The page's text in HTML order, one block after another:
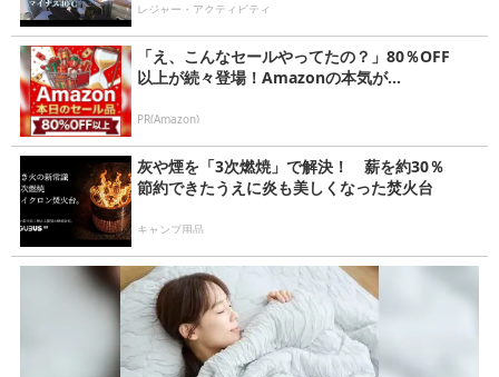
レジャー・アクティビティ
「え、こんなセールやってたの？」80％OFF
以上が続々登場！Amazonの本気が...
PR(Amazon)
灰や煙を「3次燃焼」で解決！ 薪を約30％
節約できたうえに炎も美しくなった焚火台
キャンプ用品